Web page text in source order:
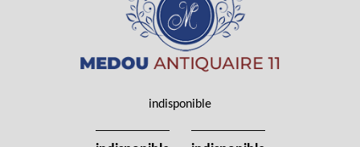
indisponible